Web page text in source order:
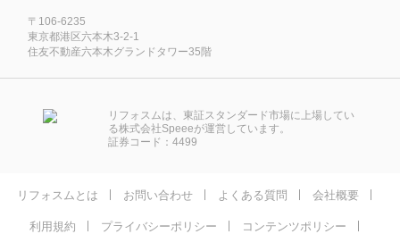
〒106-6235
東京都港区六本木3-2-1
住友不動産六本木グランドタワー35階
リフォスムは、東証スタンダード市場に上場してい
る株式会社Speeeが運営しています。
証券コード：4499
リフォスムとは お問い合わせ よくある質問 会社概要
利用規約 プライバシーポリシー コンテンツポリシー